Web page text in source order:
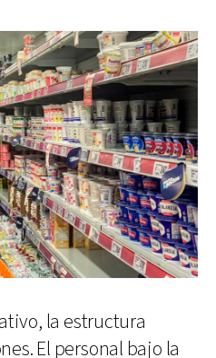
la estructura
El personal bajo la